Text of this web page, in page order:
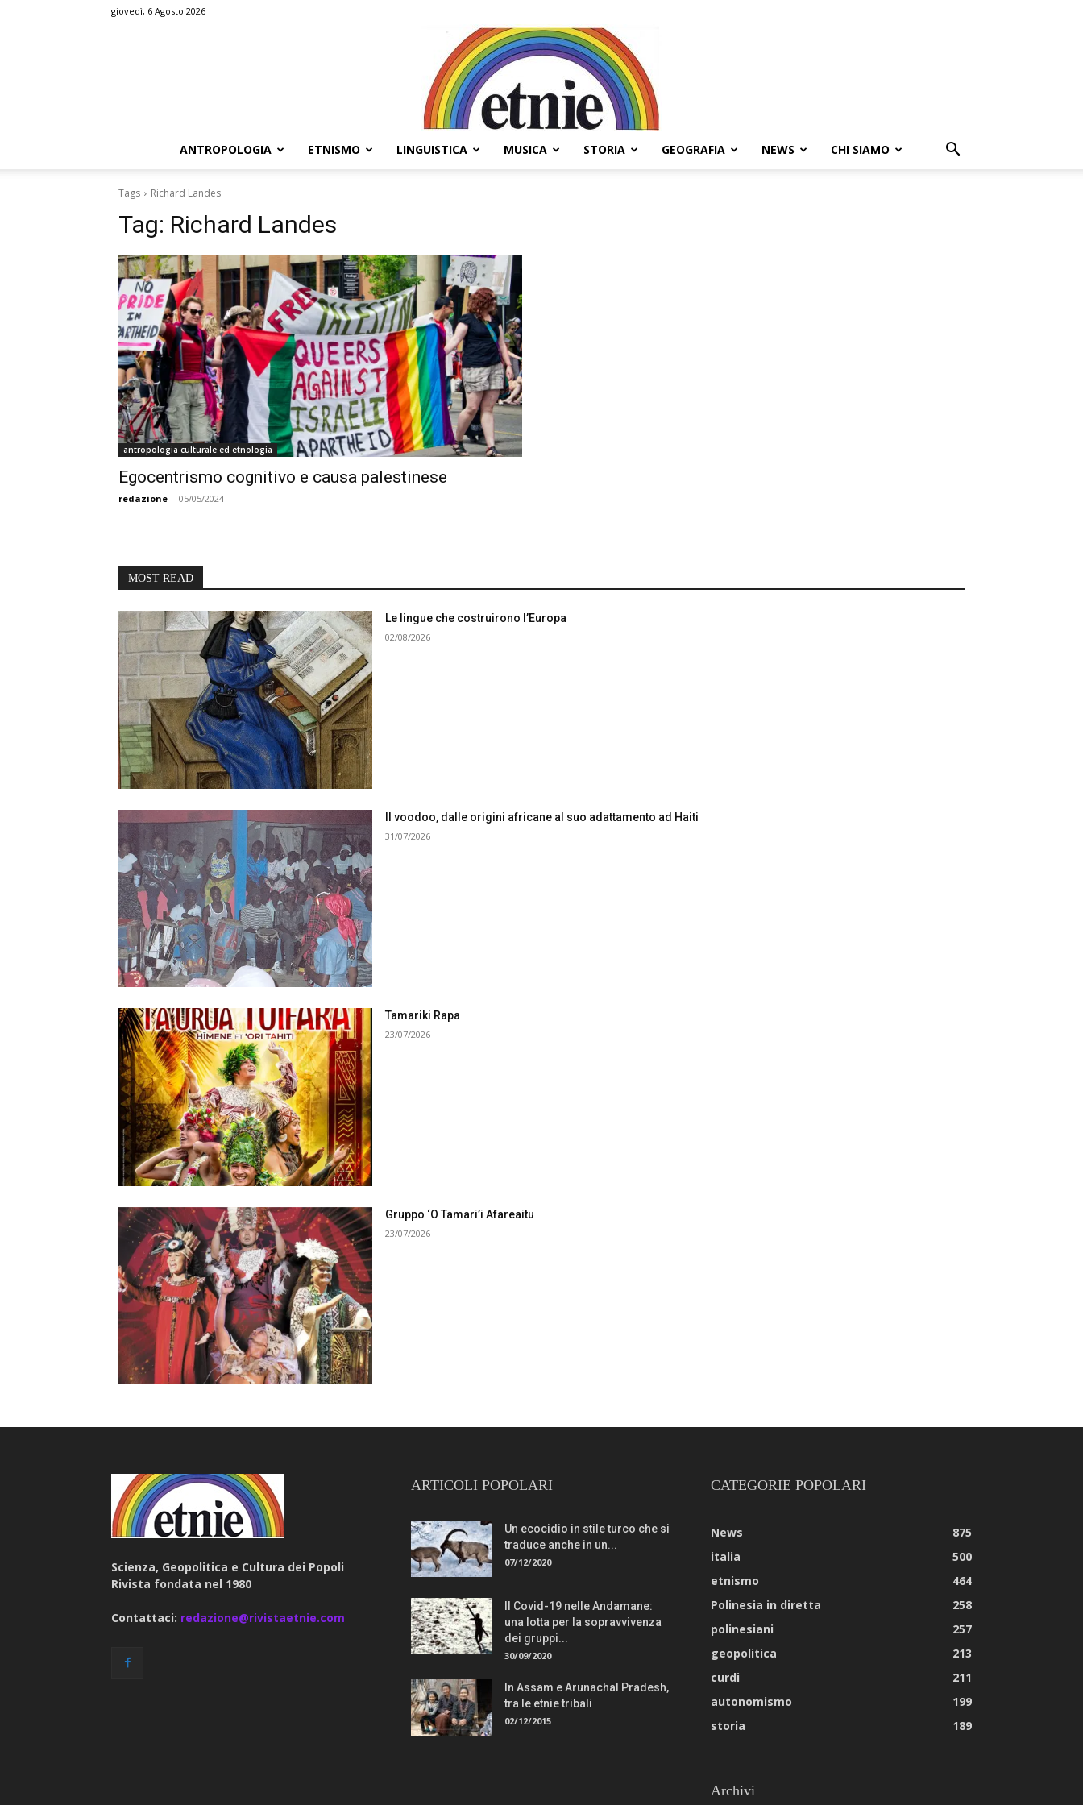
giovedì, 6 Agosto 2026
ANTROPOLOGIA ETNISMO LINGUISTICA MUSICA STORIA GEOGRAFIA NEWS CHI SIAMO
Tags Richard Landes
Tag: Richard Landes
antropologia culturale ed etnologia
Egocentrismo cognitivo e causa palestinese
redazione - 05/05/2024
MOST READ
Le lingue che costruirono l’Europa
02/08/2026
Il voodoo, dalle origini africane al suo adattamento ad Haiti
31/07/2026
Tamariki Rapa
23/07/2026
Gruppo ‘O Tamari’i Afareaitu
23/07/2026
Scienza, Geopolitica e Cultura dei Popoli
Rivista fondata nel 1980
Contattaci: redazione@rivistaetnie.com
ARTICOLI POPOLARI
Un ecocidio in stile turco che si
traduce anche in un...
07/12/2020
Il Covid-19 nelle Andamane:
una lotta per la sopravvivenza
dei gruppi...
30/09/2020
In Assam e Arunachal Pradesh,
tra le etnie tribali
02/12/2015
CATEGORIE POPOLARI
News
875
italia
500
etnismo
464
Polinesia in diretta
258
polinesiani
257
geopolitica
213
curdi
211
autonomismo
199
storia
189
Archivi